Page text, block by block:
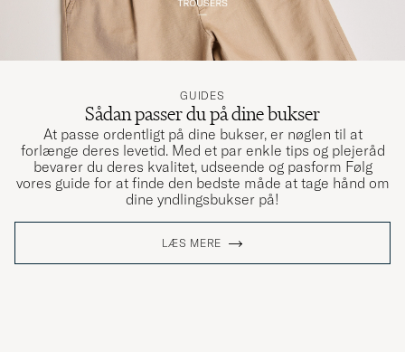
Supernöjd som vanligt, snabbleverans. Valde
att gå upp en storlek och det blev perfekt!
Rigtig glad for mine nye bukser!
KLAUS D KØBTE PÅ CAREOFCARL.DK
Flotte og lette chinos til sommeren. Rasker
GUIDES
Sådan passer du på dine bukser
At passe ordentligt på dine bukser, er nøglen til at
forlænge deres levetid. Med et par enkle tips og plejeråd
bevarer du deres kvalitet, udseende og pasform Følg
vores guide for at finde den bedste måde at tage hånd om
dine yndlingsbukser på!
LÆS MERE